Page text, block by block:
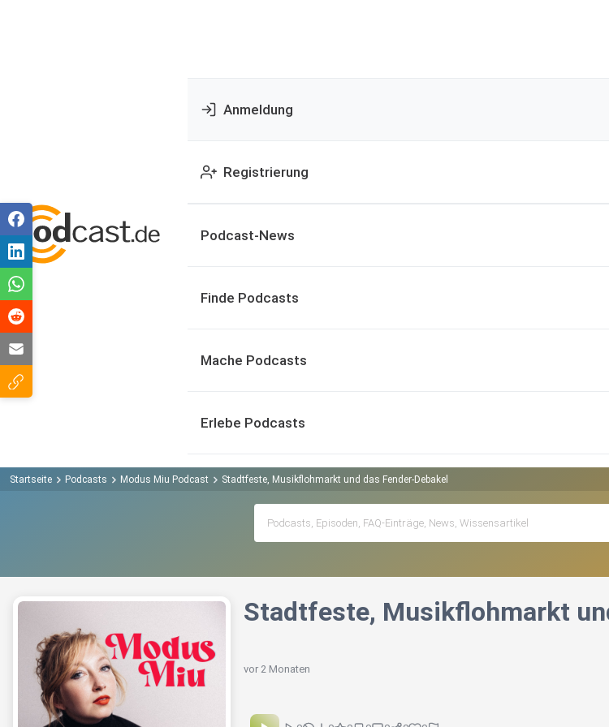
Anmeldung
Registrierung
Podcast-News
Finde Podcasts
Mache Podcasts
Erlebe Podcasts
Startseite Podcasts Modus Miu Podcast Stadtfeste, Musikflohmarkt und das Fender-Debakel
Stadtfeste, Musikflohmarkt
vor 2 Monaten